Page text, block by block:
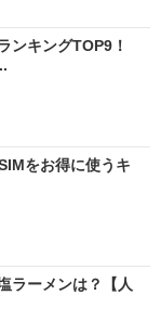
ンキングTOP9！
をお得に使うキ
ラーメンは？【人